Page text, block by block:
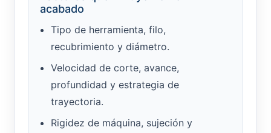
acabado
Tipo de herramienta, filo,
recubrimiento y diámetro.
Velocidad de corte, avance,
profundidad y estrategia de
trayectoria.
Rigidez de máquina, sujeción y